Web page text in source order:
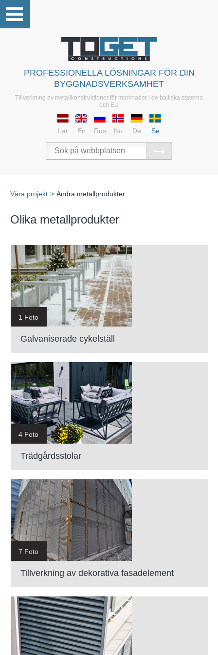
PROFESSIONELLA LÖSNINGAR FÖR DIN
BYGGNADSVERKSAMHET
Tillverkning av metallkonstruktioner för marknader i de baltiska staterna
och EU
Lat En Rus No De Se
Våra projekt > Andra metallprodukter
Olika metallprodukter
1 Foto
Galvaniserade cykelställ
4 Foto
Trädgårdsstolar
7 Foto
Tillverkning av dekorativa fasadelement